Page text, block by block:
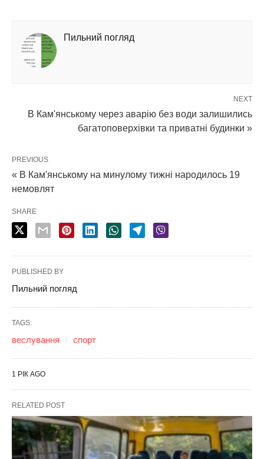
Пильний погляд
NEXT
В Кам'янському через аварію без води залишились
багатоповерхівки та приватні будинки »
PREVIOUS
« В Кам'янському на минулому тижні народилось 19
немовлят
SHARE
PUBLISHED BY
Пильний погляд
TAGS:
веслування спорт
1 РІК AGO
RELATED POST